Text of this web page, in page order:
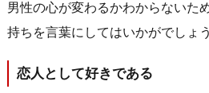
男性の心が変わるかわからないた
持ちを言葉にしてはいかがでしょ
恋人として好きである